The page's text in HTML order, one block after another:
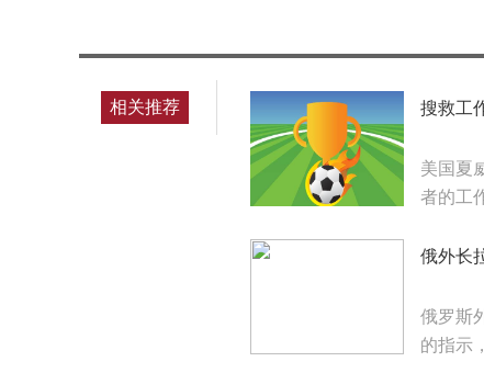
相关推荐 搜救工
美国夏
者的工
俄外长
俄罗斯
的指示，